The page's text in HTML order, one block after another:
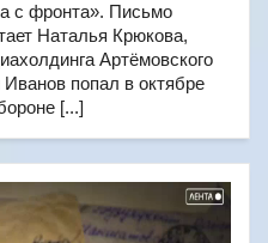
с фронта». Письмо
Наталья Крюкова,
Артёмовского
Иванов попал в октябре
[...]